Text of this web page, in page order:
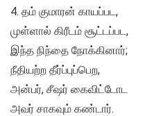
4. தம் குமாரன் காயப்பட,
முள்ளால் கிரீடம் சூட்டப்பட,
இந்த நிந்தை நோக்கினார்;
நீதியற்ற தீர்ப்புப்பெற,
அன்பர், சீஷர் கைவிட்டோட
அவர் சாகவும் கண்டார்.